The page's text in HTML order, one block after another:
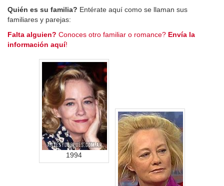
Quién es su familia? Entérate aquí como se llaman sus
familiares y parejas:
Falta alguien? Conoces otro familiar o romance? Envía la
información aquí!
1994